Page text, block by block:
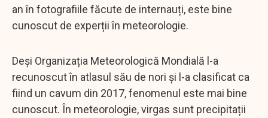
an în fotografiile făcute de internauți, este bine
cunoscut de experții în meteorologie.
Deși Organizația Meteorologică Mondială l-a
recunoscut în atlasul său de nori și l-a clasificat ca
fiind un cavum din 2017, fenomenul este mai bine
cunoscut. În meteorologie, virgas sunt precipitații